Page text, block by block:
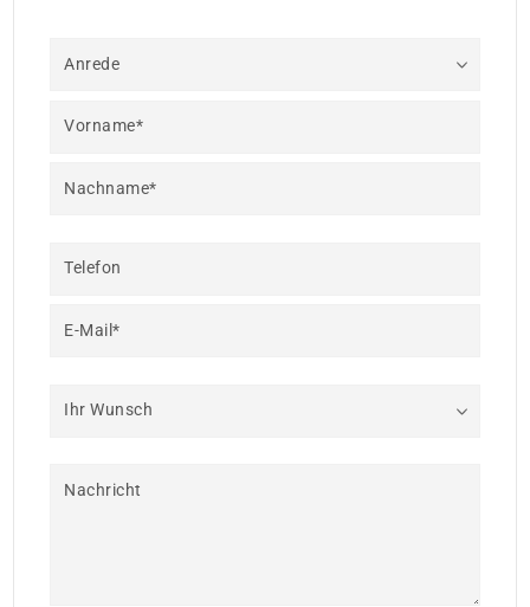
Anrede
Vorname*
Nachname*
Telefon
E-Mail*
Ihr Wunsch
Nachricht